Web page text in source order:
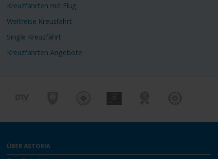
Kreuzfahrten mit Flug
Weltreise Kreuzfahrt
Single Kreuzfahrt
Kreuzfahrten Angebote
ÜBER ASTORIA